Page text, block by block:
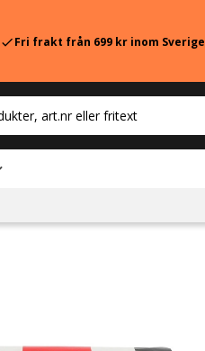
checkFri frakt från 699 kr inom Sverige